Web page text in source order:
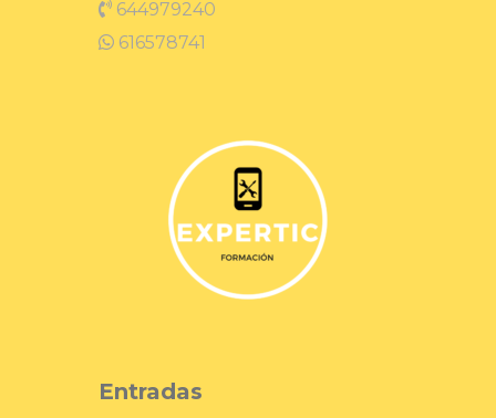
644979240
616578741
Entradas